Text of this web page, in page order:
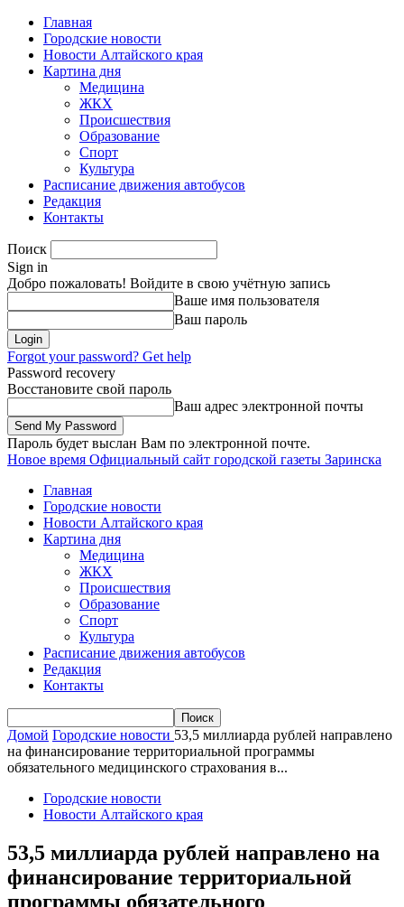
Главная
Городские новости
Новости Алтайского края
Картина дня
Медицина
ЖКХ
Происшествия
Образование
Спорт
Культура
Расписание движения автобусов
Редакция
Контакты
Поиск
Sign in
Добро пожаловать! Войдите в свою учётную запись
Ваше имя пользователя
Ваш пароль
Forgot your password? Get help
Password recovery
Восстановите свой пароль
Ваш адрес электронной почты
Пароль будет выслан Вам по электронной почте.
Новое время Официальный сайт городской газеты Заринска
Главная
Городские новости
Новости Алтайского края
Картина дня
Медицина
ЖКХ
Происшествия
Образование
Спорт
Культура
Расписание движения автобусов
Редакция
Контакты
Домой Городские новости 53,5 миллиарда рублей направлено
на финансирование территориальной программы
обязательного медицинского страхования в...
Городские новости
Новости Алтайского края
53,5 миллиарда рублей направлено на
финансирование территориальной
программы обязательного